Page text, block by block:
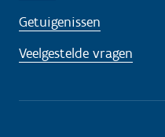
Getuigenissen
Veelgestelde vragen